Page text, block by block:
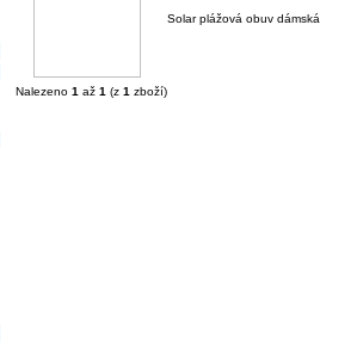
Solar plážová obuv dámská
Nalezeno 1 až 1 (z 1 zboží)